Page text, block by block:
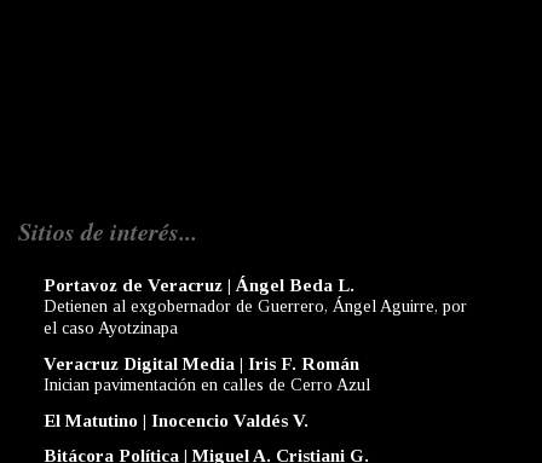
Sitios de interés...
Portavoz de Veracruz | Ángel Beda L.
Detienen al exgobernador de Guerrero, Ángel Aguirre, por
el caso Ayotzinapa
Veracruz Digital Media | Iris F. Román
Inician pavimentación en calles de Cerro Azul
El Matutino | Inocencio Valdés V.
Bitácora Política | Miguel A. Cristiani G.